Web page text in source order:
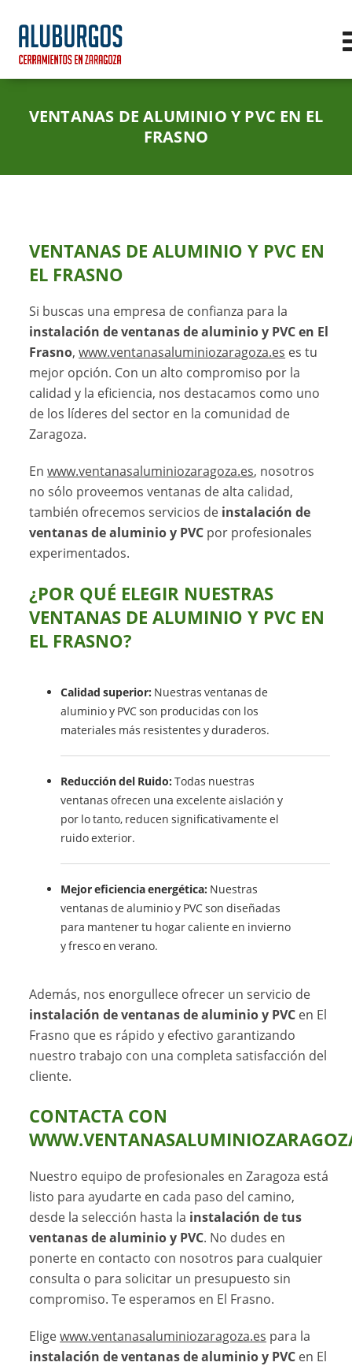
VENTANAS DE ALUMINIO Y PVC EN EL
FRASNO
VENTANAS DE ALUMINIO Y PVC EN
EL FRASNO
Si buscas una empresa de confianza para la
instalación de ventanas de aluminio y PVC en El
Frasno,www.ventanasaluminiozaragoza.es es tu
mejor opción. Con un alto compromiso por la
calidad y la eficiencia, nos destacamos como uno
de los líderes del sector en la comunidad de
Zaragoza.
Enwww.ventanasaluminiozaragoza.es, nosotros
no sólo proveemos ventanas de alta calidad,
también ofrecemos servicios de instalación de
ventanas de aluminio y PVC por profesionales
experimentados.
¿POR QUÉ ELEGIR NUESTRAS
VENTANAS DE ALUMINIO Y PVC EN
EL FRASNO?
Calidad superior: Nuestras ventanas de
aluminio y PVC son producidas con los
materiales más resistentes y duraderos.
Reducción del Ruido: Todas nuestras
ventanas ofrecen una excelente aislación y
por lo tanto, reducen significativamente el
ruido exterior.
Mejor eficiencia energética: Nuestras
ventanas de aluminio y PVC son diseñadas
para mantener tu hogar caliente en invierno
y fresco en verano.
Además, nos enorgullece ofrecer un servicio de
instalación de ventanas de aluminio y PVC en El
Frasno que es rápido y efectivo garantizando
nuestro trabajo con una completa satisfacción del
cliente.
CONTACTA CON
Nuestro equipo de profesionales en Zaragoza está
listo para ayudarte en cada paso del camino,
desde la selección hasta la instalación de tus
ventanas de aluminio y PVC. No dudes en
ponerte en contacto con nosotros para cualquier
consulta o para solicitar un presupuesto sin
compromiso. Te esperamos en El Frasno.
Eligewww.ventanasaluminiozaragoza.es para la
instalación de ventanas de aluminio y PVC en El